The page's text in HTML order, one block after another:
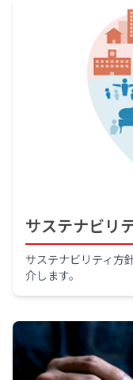
サステナビリ
サステナビリティ方
介します。